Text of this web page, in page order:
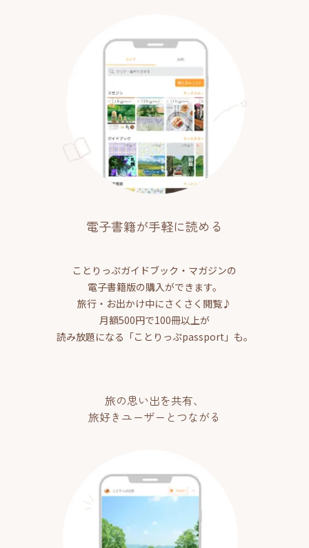
電子書籍が手軽に読める
ことりっぷガイドブック・マガジンの
電子書籍版の購入ができます。
旅行・お出かけ中にさくさく閲覧♪
月額500円で100冊以上が
読み放題になる「ことりっぷpassport」も。
旅の思い出を共有、
旅好きユーザーとつながる